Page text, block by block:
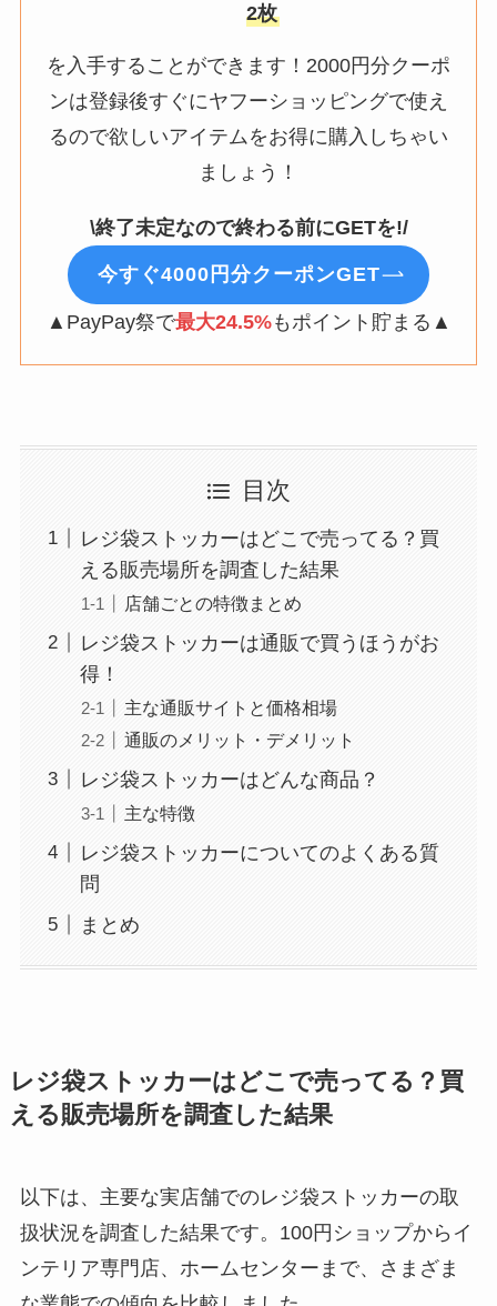
2枚
を入手することができます！2000円分クーポ
ンは登録後すぐにヤフーショッピングで使え
るので欲しいアイテムをお得に購入しちゃい
ましょう！
\終了未定なので終わる前にGETを!/
今すぐ4000円分クーポンGET
▲PayPay祭で最大24.5%もポイント貯まる▲
目次
レジ袋ストッカーはどこで売ってる？買
える販売場所を調査した結果
店舗ごとの特徴まとめ
レジ袋ストッカーは通販で買うほうがお
得！
主な通販サイトと価格相場
通販のメリット・デメリット
レジ袋ストッカーはどんな商品？
主な特徴
レジ袋ストッカーについてのよくある質
問
まとめ
レジ袋ストッカーはどこで売ってる？買
える販売場所を調査した結果
以下は、主要な実店舗でのレジ袋ストッカーの取
扱状況を調査した結果です。100円ショップからイ
ンテリア専門店、ホームセンターまで、さまざま